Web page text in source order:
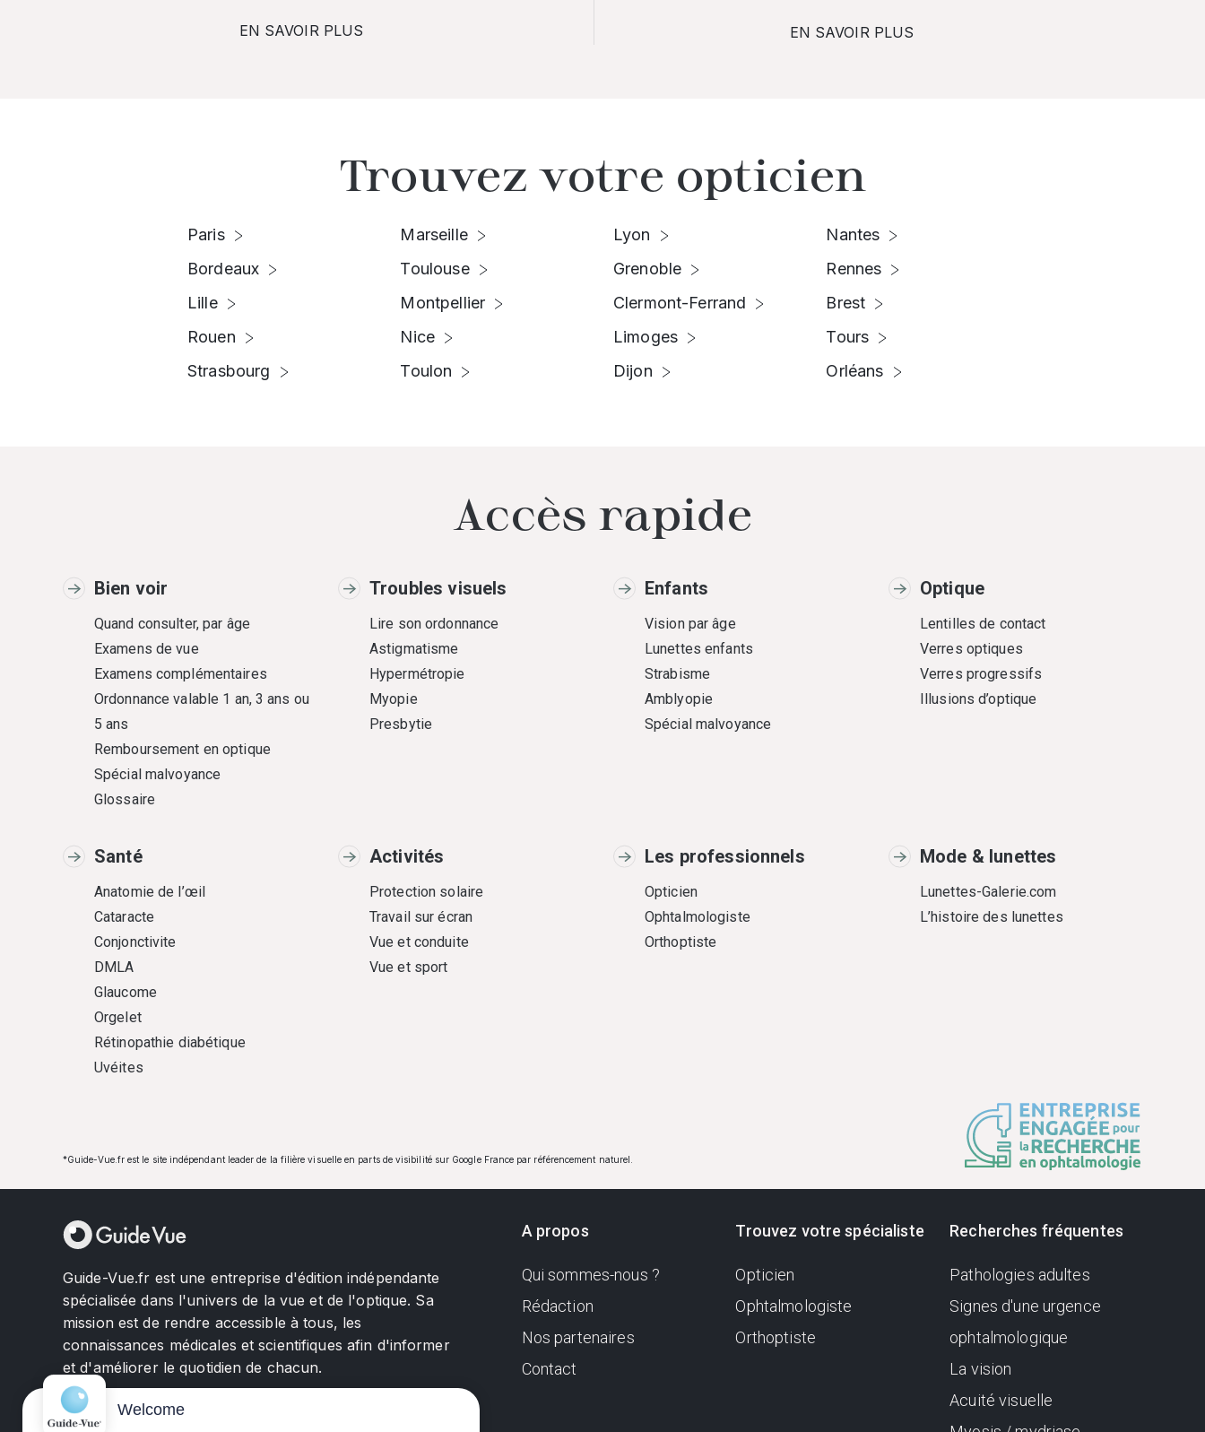
EN SAVOIR PLUS EN SAVOIR PLUS
Trouvez votre opticien
Paris
Bordeaux
Lille
Rouen
Strasbourg
Marseille
Toulouse
Montpellier
Nice
Toulon
Lyon
Grenoble
Clermont-Ferrand
Limoges
Dijon
Nantes
Rennes
Brest
Tours
Orléans
Accès rapide
Bien voir
Quand consulter, par âge
Examens de vue
Examens complémentaires
Ordonnance valable 1 an, 3 ans ou
5 ans
Remboursement en optique
Spécial malvoyance
Glossaire
Troubles visuels
Lire son ordonnance
Astigmatisme
Hypermétropie
Myopie
Presbytie
Enfants
Vision par âge
Lunettes enfants
Strabisme
Amblyopie
Spécial malvoyance
Optique
Lentilles de contact
Verres optiques
Verres progressifs
Illusions d’optique
Santé
Anatomie de l’œil
Cataracte
Conjonctivite
DMLA
Glaucome
Orgelet
Rétinopathie diabétique
Uvéites
Activités
Protection solaire
Travail sur écran
Vue et conduite
Vue et sport
Les professionnels
Opticien
Ophtalmologiste
Orthoptiste
Mode & lunettes
Lunettes-Galerie.com
L’histoire des lunettes
*Guide-Vue.fr est le site indépendant leader de la filière visuelle en parts de visibilité sur Google France par référencement naturel.
Guide-Vue.fr est une entreprise d'édition indépendante
spécialisée dans l'univers de la vue et de l'optique. Sa
mission est de rendre accessible à tous, les
connaissances médicales et scientifiques afin d'informer
et d'améliorer le quotidien de chacun.
A propos
Qui sommes-nous ?
Rédaction
Nos partenaires
Contact
Trouvez votre spécialiste
Opticien
Ophtalmologiste
Orthoptiste
Recherches fréquentes
Pathologies adultes
Signes d'une urgence
ophtalmologique
La vision
Acuité visuelle
Welcome